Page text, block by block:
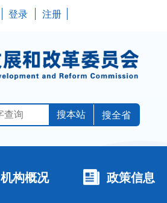
登录 注册
搜全省
机构概况 政策信息